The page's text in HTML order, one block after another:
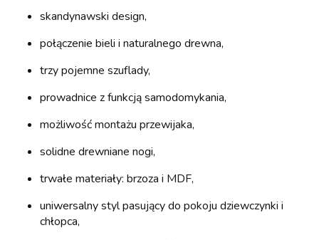
skandynawski design,
połączenie bieli i naturalnego drewna,
trzy pojemne szuflady,
prowadnice z funkcją samodomykania,
możliwość montażu przewijaka,
solidne drewniane nogi,
trwałe materiały: brzoza i MDF,
uniwersalny styl pasujący do pokoju dziewczynki i
chłopca,